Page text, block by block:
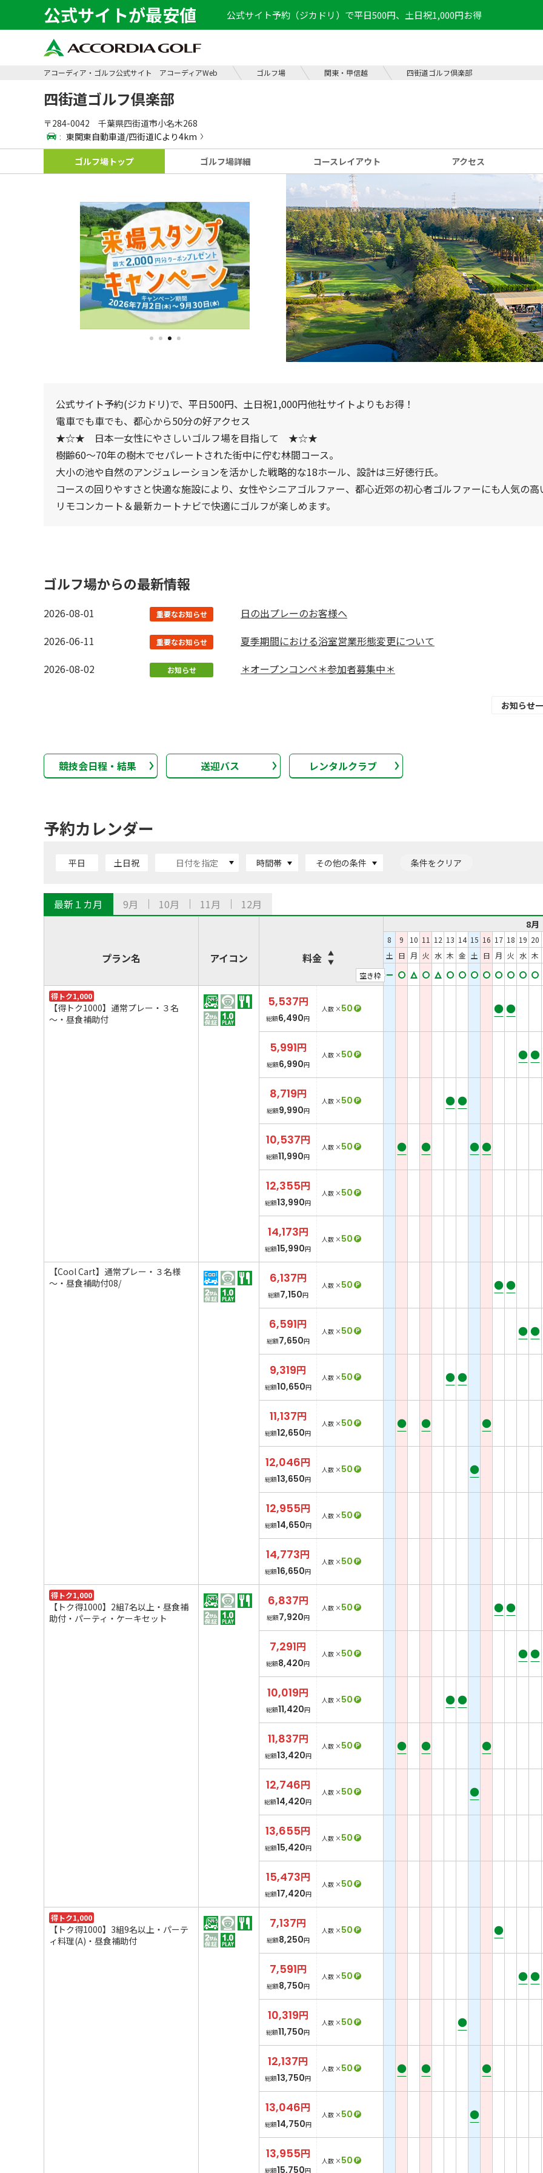
公式サイトが最安値 公式サイト予約（ジカドリ）で平日500円、土日祝1,000円お得
アコーディア・ゴルフ公式サイト アコーディアWeb ゴルフ場 関東・甲信越 四街道ゴルフ倶楽部
四街道ゴルフ倶楽部
〒284-0042 千葉県四街道市小名木268
: 東関東自動車道/四街道ICより4km
ゴルフ場 トップ ゴルフ場詳細 コース レイアウト アクセス
公式サイト予約(ジカドリ)で、平日500円、土日祝1,000円他社サイトよりもお得！
電車でも車でも、都心から50分の好アクセス
★☆★ 日本一女性にやさしいゴルフ場を目指して ★☆★
樹齢60～70年の樹木でセパレートされた街中に佇む林間コース。
大小の池や自然のアンジュレーションを活かした戦略的な18ホール、設計は三好徳行氏。
コースの回りやすさと快適な施設により、女性やシニアゴルファー、都心近郊の初心者ゴルファーにも人気の
リモコンカート＆最新カートナビで快適にゴルフが楽しめます。
ゴルフ場からの最新情報
2026-08-01 重要なお知らせ
日の出プレーのお客様へ
2026-06-11
重要なお知らせ
夏季期間における浴室営業形態変更について
2026-08-02
お知らせ ＊オープンコンペ＊参加者募集中＊
お知らせ
競技会日程・結果 送迎バス レンタルクラブ
予約カレンダー
平日 土日祝 時間帯 その他の条件 条件をクリア
最新１カ月 9月 10月 11月 12月
プラン名 アイコン 料金
8月
8 9 10 11 12 13 14 15 16 17 18 19 20
土 日 月 火 水 木 金 土 日 月 火 水 木
空き枠
得トク1,000
【得トク1000】通常プレー・３名
～・昼食補助付
5,537円
総額6,490円
人数 × 50 P ●●
5,991円
総額6,990円
人数 × 50 P ●●
8,719円
総額9,990円
人数 × 50 P ●●
10,537円
総額11,990円
人数 × 50 P ● ● ●●
12,355円
総額13,990円
人数 × 50 P
14,173円
総額15,990円
人数 × 50 P
【Cool Cart】通常プレー・３名様
～・昼食補助付08/
6,137円
総額7,150円
人数 × 50 P ●●
6,591円
総額7,650円
人数 × 50 P ●●
9,319円
総額10,650円
人数 × 50 P ●●
11,137円
総額12,650円
人数 × 50 P ● ● ●
12,046円
総額13,650円
人数 × 50 P ●
12,955円
総額14,650円
人数 × 50 P
14,773円
総額16,650円
人数 × 50 P
得トク1,000
【トク得1000】2組7名以上・昼食補
助付・パーティ・ケーキセット
6,837円
総額7,920円
人数 × 50 P ●●
7,291円
総額8,420円
人数 × 50 P ●●
10,019円
総額11,420円
人数 × 50 P ●●
11,837円
総額13,420円
人数 × 50 P ● ● ●
12,746円
総額14,420円
人数 × 50 P ●
13,655円
総額15,420円
人数 × 50 P
15,473円
総額17,420円
人数 × 50 P
得トク1,000
【トク得1000】3組9名以上・パーテ
ィ料理(A)・昼食補助付
7,137円
総額8,250円
人数 × 50 P ●
7,591円
総額8,750円
人数 × 50 P ●●
10,319円
総額11,750円
人数 × 50 P ●
12,137円
総額13,750円
人数 × 50 P ● ● ●
13,046円
総額14,750円
人数 × 50 P ●
13,955円
総額15,750円
人数 × 50 P